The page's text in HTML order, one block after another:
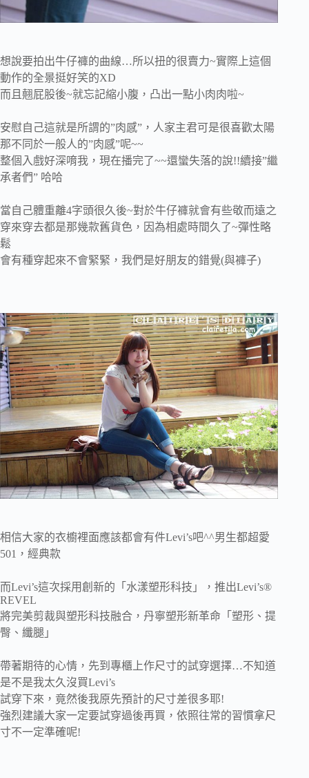
想說要拍出牛仔褲的曲線…所以扭的很賣力~實際上這個
動作的全景挺好笑的XD
而且翹屁股後~就忘記縮小腹，凸出一點小肉肉啦~
安慰自己這就是所謂的”肉感”，人家主君可是很喜歡太陽
那不同於一般人的”肉感”呢~~
整個入戲好深唷我，現在播完了~~還蠻失落的說!!續接”繼
承者們” 哈哈
當自己體重離4字頭很久後~對於牛仔褲就會有些敬而遠之
穿來穿去都是那幾款舊貨色，因為相處時間久了~彈性略
鬆
會有種穿起來不會緊緊，我們是好朋友的錯覺(與褲子)
相信大家的衣櫥裡面應該都會有件Levi’s吧^^男生都超愛
501，經典款
而Levi’s這次採用創新的「水漾塑形科技」，推出Levi’s®
REVEL
將完美剪裁與塑形科技融合，丹寧塑形新革命「塑形、提
臀、纖腿」
帶著期待的心情，先到專櫃上作尺寸的試穿選擇…不知道
是不是我太久沒買Levi’s
試穿下來，竟然後我原先預計的尺寸差很多耶!
強烈建議大家一定要試穿過後再買，依照往常的習慣拿尺
寸不一定準確呢!